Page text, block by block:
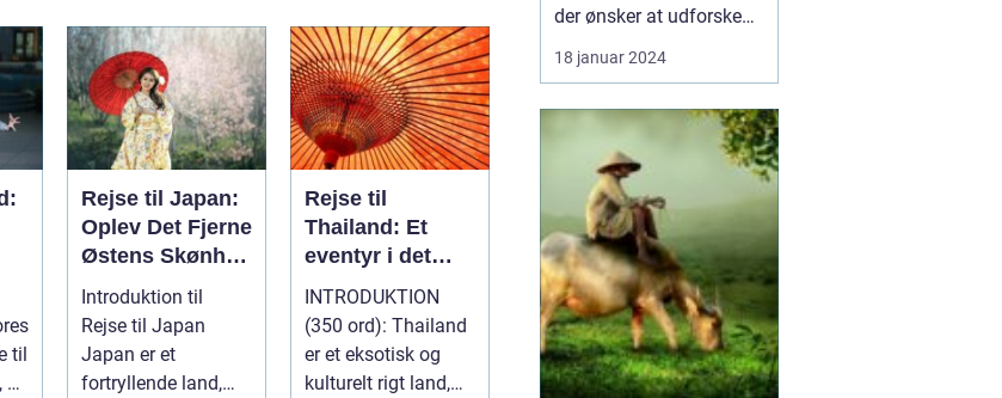
til
et
Rejse til Japan:
Oplev Det Fjerne
Østens Skønhed
og Kultur
Introduktion til
Rejse til Japan
Japan er et
fortryllende land,
Rejse til
Thailand: Et
eventyr i det
sydøstasiatiske
paradis
INTRODUKTION
(350 ord): Thailand
er et eksotisk og
kulturelt rigt land,
der ønsker at udforske
en ekstraordinær
destination med en rig
naturskønhed, så er en
rejse til Vietnam det
perfekte valg for dig. Fra
smukke kystlinjer og
eksotiske øer til travle
byer og bet...
18 januar 2024